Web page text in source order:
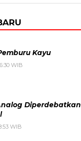
Kayu
WIB
Diperdebatkan
WIB